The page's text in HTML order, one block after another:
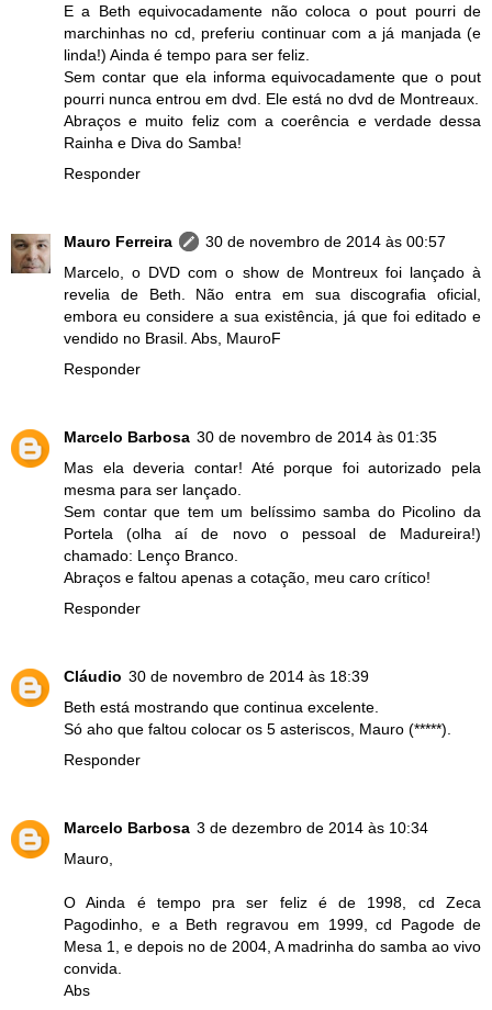
E a Beth equivocadamente não coloca o pout pourri de
marchinhas no cd, preferiu continuar com a já manjada (e
linda!) Ainda é tempo para ser feliz.
Sem contar que ela informa equivocadamente que o pout
pourri nunca entrou em dvd. Ele está no dvd de Montreaux.
Abraços e muito feliz com a coerência e verdade dessa
Rainha e Diva do Samba!
Responder
Mauro Ferreira
30 de novembro de 2014 às 00:57
Marcelo, o DVD com o show de Montreux foi lançado à
revelia de Beth. Não entra em sua discografia oficial,
embora eu considere a sua existência, já que foi editado e
vendido no Brasil. Abs, MauroF
Responder
Marcelo Barbosa 30 de novembro de 2014 às 01:35
Mas ela deveria contar! Até porque foi autorizado pela
mesma para ser lançado.
Sem contar que tem um belíssimo samba do Picolino da
Portela (olha aí de novo o pessoal de Madureira!)
chamado: Lenço Branco.
Abraços e faltou apenas a cotação, meu caro crítico!
Responder
Cláudio 30 de novembro de 2014 às 18:39
Beth está mostrando que continua excelente.
Só aho que faltou colocar os 5 asteriscos, Mauro (*****).
Responder
Marcelo Barbosa 3 de dezembro de 2014 às 10:34
Mauro,
O Ainda é tempo pra ser feliz é de 1998, cd Zeca
Pagodinho, e a Beth regravou em 1999, cd Pagode de
Mesa 1, e depois no de 2004, A madrinha do samba ao vivo
convida.
Abs